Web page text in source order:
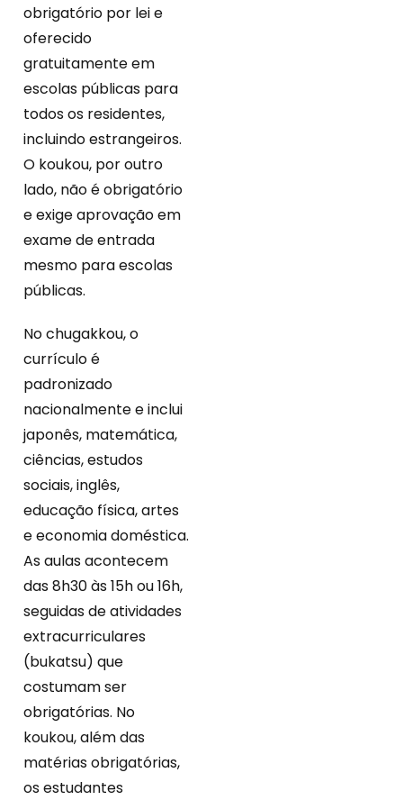
obrigatório por lei e
oferecido
gratuitamente em
escolas públicas para
todos os residentes,
incluindo estrangeiros.
O koukou, por outro
lado, não é obrigatório
e exige aprovação em
exame de entrada
mesmo para escolas
públicas.
No chugakkou, o
currículo é
padronizado
nacionalmente e inclui
japonês, matemática,
ciências, estudos
sociais, inglês,
educação física, artes
e economia doméstica.
As aulas acontecem
das 8h30 às 15h ou 16h,
seguidas de atividades
extracurriculares
(bukatsu) que
costumam ser
obrigatórias. No
koukou, além das
matérias obrigatórias,
os estudantes